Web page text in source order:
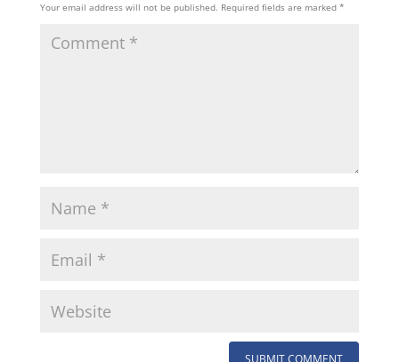
Your email address will not be published. Required fields are marked *